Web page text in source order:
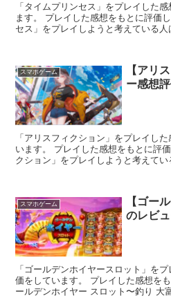
「タイムプリンセス」をプレイした
ます。 プレイした感想をもとに評価
セス」をプレイしようと考えている
スマホゲーム
【アリ
ー感想
「アリスフィクション」をプレイし
います。 プレイした感想をもとに評
クション」をプレイしようと考えてい
スマホゲーム
【ゴー
のレビ
「ゴールデンホイヤースロット」を
価をしています。 プレイした感想を
ールデンホイヤー スロット〜釣り 大